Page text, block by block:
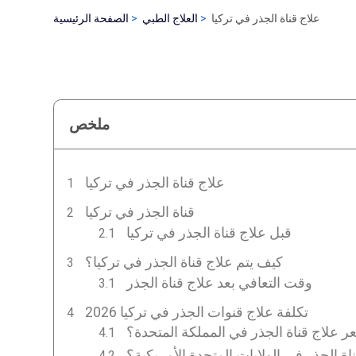
الصفحة الرئيسية العلاج الطبي علاج قناة الجذر في تركيا
ملخص
علاج قناة الجذر في تركيا
قناة الجذر في تركيا
قبل علاج قناة الجذر في تركيا
كيف يتم علاج قناة الجذر في تركيا؟
وقت التعافي بعد علاج قناة الجذر
تكلفة علاج قنوات الجذر في تركيا 2026
علاج قناة الجذر في المملكة المتحدة؟